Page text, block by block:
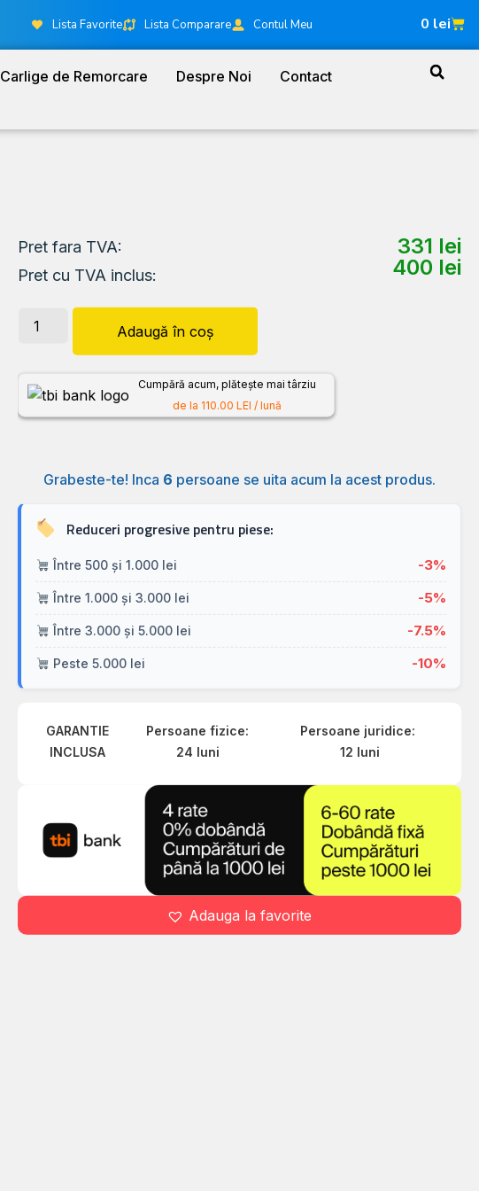
Lista Favorite Lista Comparare Contul Meu 0 lei
Carlige de Remorcare Despre Noi Contact
Pret fara TVA: 331 lei
Pret cu TVA inclus: 400 lei
Adaugă în coș
Cumpără acum, plătește mai târziu
de la 110.00 LEI / lună
Grabeste-te! Inca 6 persoane se uita acum la acest produs.
Reduceri progresive pentru piese:
Între 500 și 1.000 lei -3%
Între 1.000 și 3.000 lei -5%
Între 3.000 și 5.000 lei -7.5%
Peste 5.000 lei -10%
GARANTIE
INCLUSA
Persoane fizice:
24 luni
Persoane juridice:
12 luni
Adauga la favorite